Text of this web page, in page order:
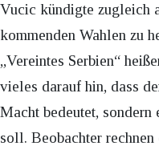
Vucic kündigte zugleich
kommenden Wahlen zu
„Vereintes Serbien“
vieles darauf hin, dass
Macht bedeutet,
soll. Beobachter